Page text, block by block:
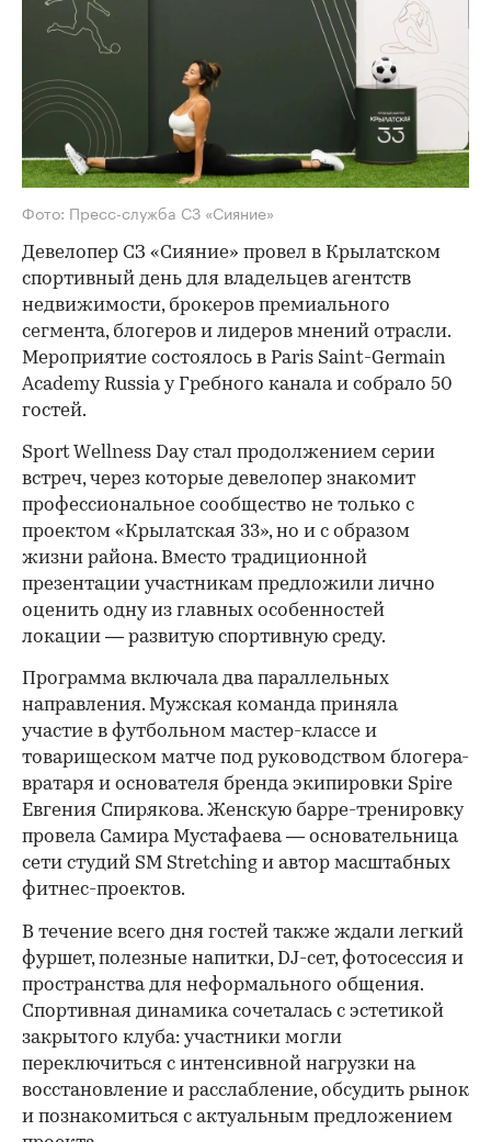
Фото: Пресс-служба СЗ «Сияние»
Девелопер СЗ «Сияние» провел в Крылатском
спортивный день для владельцев агентств
недвижимости, брокеров премиального
сегмента, блогеров и лидеров мнений отрасли.
Мероприятие состоялось в Paris Saint-Germain
Academy Russia у Гребного канала и собрало 50
гостей.
Sport Wellness Day стал продолжением серии
встреч, через которые девелопер знакомит
профессиональное сообщество не только с
проектом «Крылатская 33», но и с образом
жизни района. Вместо традиционной
презентации участникам предложили лично
оценить одну из главных особенностей
локации — развитую спортивную среду.
Программа включала два параллельных
направления. Мужская команда приняла
участие в футбольном мастер-классе и
товарищеском матче под руководством блогера-
вратаря и основателя бренда экипировки Spire
Евгения Спирякова. Женскую барре-тренировку
провела Самира Мустафаева — основательница
сети студий SM Stretching и автор масштабных
фитнес-проектов.
В течение всего дня гостей также ждали легкий
фуршет, полезные напитки, DJ-сет, фотосессия и
пространства для неформального общения.
Спортивная динамика сочеталась с эстетикой
закрытого клуба: участники могли
переключиться с интенсивной нагрузки на
восстановление и расслабление, обсудить рынок
и познакомиться с актуальным предложением